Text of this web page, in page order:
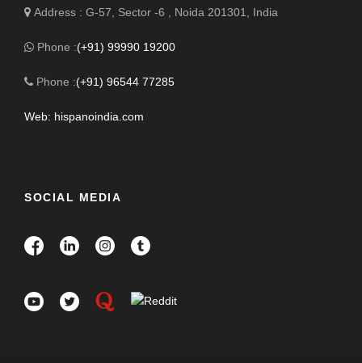
Address : G-57, Sector -6 , Noida 201301, India
Phone :(+91) 99990 19200
Phone :(+91) 96544 77285
Web: hispanoindia.com
SOCIAL MEDIA